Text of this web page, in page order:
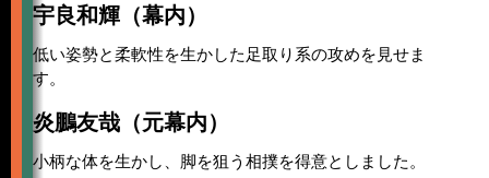
宇良和輝（幕内）
低い姿勢と柔軟性を生かした足取り系の攻めを見せま
す。
炎鵬友哉（元幕内）
小柄な体を生かし、脚を狙う相撲を得意としました。